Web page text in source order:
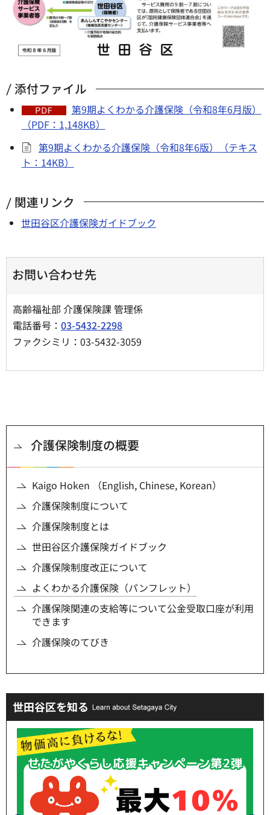
添付ファイル
第9期よくわかる介護保険（令和8年6月版）
（PDF：1,148KB）
第9期よくわかる介護保険（令和8年6版）（テキス
ト：14KB）
関連リンク
世田谷区介護保険ガイドブック
お問い合わせ先
高齢福祉部 介護保険課 管理係
電話番号： 03-5432-2298
ファクシミリ：03-5432-3059
介護保険制度の概要
Kaigo Hoken （English, Chinese, Korean）
介護保険制度について
介護保険制度とは
世田谷区介護保険ガイドブック
介護保険制度改正について
よくわかる介護保険（パンフレット）
介護保険関連の支給等について公金受取口座が利用
できます
介護保険のてびき
世田谷区を知る